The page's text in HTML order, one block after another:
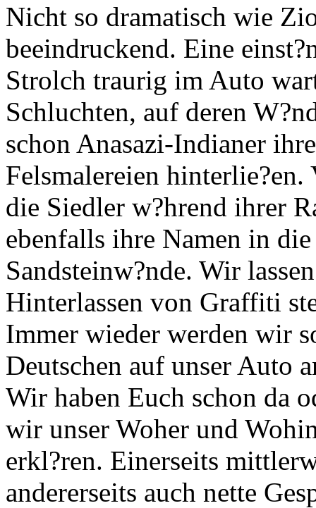
Nicht so dramatisch wie
beeindruckend. Eine
Strolch traurig im Auto
Schluchten, auf deren
schon Anasazi-Indianer
Felsmalereien
die Siedler w?hrend ihrer
ebenfalls ihre Namen in
Sandsteinw?nde. Wir
Hinterlassen von Graffiti
Immer wieder werden wir
Deutschen auf unser Auto
Wir haben Euch schon da
wir unser Woher und
erkl?ren. Einerseits
andererseits auch nette